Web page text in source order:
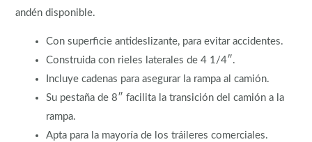
andén disponible.
Con superficie antideslizante, para evitar accidentes.
Construida con rieles laterales de 4 1/4″.
Incluye cadenas para asegurar la rampa al camión.
Su pestaña de 8″ facilita la transición del camión a la
rampa.
Apta para la mayoría de los tráileres comerciales.